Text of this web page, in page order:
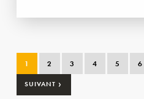
1 2 3 4 5 6
SUIVANT ›